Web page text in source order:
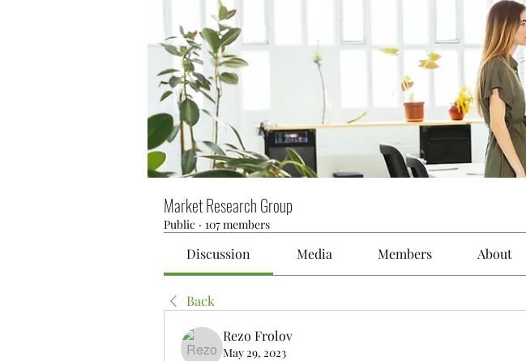
Market Research Group
Public · 107 members
Discussion Media Members About
Back
Rezo Frolov
May 29, 2023